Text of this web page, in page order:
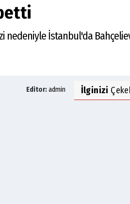
nedeniyle İstanbul'da
Editor:admin İlginizi